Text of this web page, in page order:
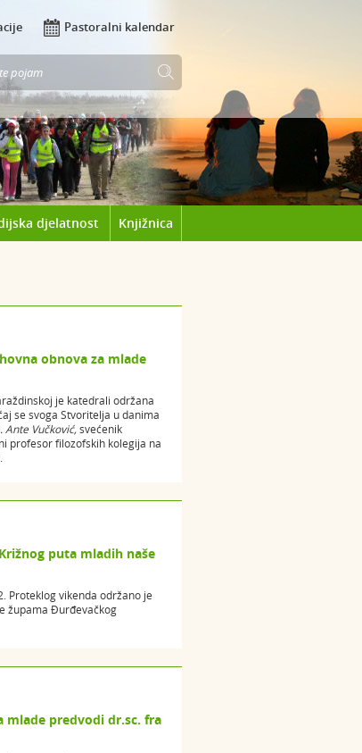
Pastoralni kalendar
djelatnost Knjižnica
obnova za mlade
je katedrali održana
se svoga Stvoritelja u danima
Ante Vučković,svećenik
profesor filozofskih kolegija na
puta mladih naše
Proteklog vikenda održano je
župama Đurđevačkog
mlade predvodi dr.sc. fra